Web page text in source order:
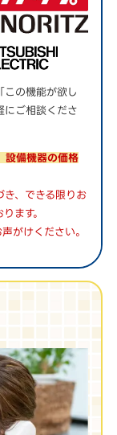
この機能が欲し
にご相談くださ
設備機器の価格
き、できる限りお
ます。
がけください。